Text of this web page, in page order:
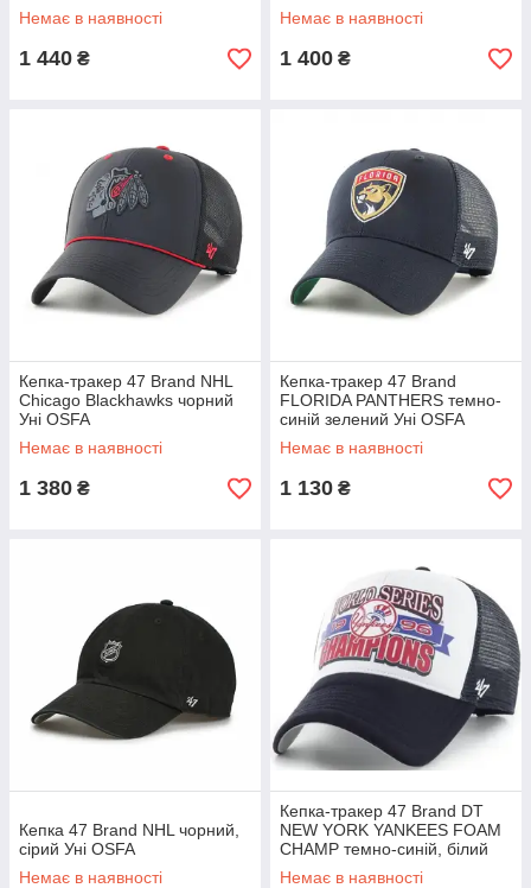
Немає в наявності
1 440 ₴
Немає в наявності
1 400 ₴
Кепка-тракер 47 Brand NHL
Chicago Blackhawks чорний
Уні OSFA
Немає в наявності
1 380 ₴
Кепка-тракер 47 Brand
FLORIDA PANTHERS темно-
синій зелений Уні OSFA
Немає в наявності
1 130 ₴
Кепка 47 Brand NHL чорний,
сірий Уні OSFA
Немає в наявності
Кепка-тракер 47 Brand DT
NEW YORK YANKEES FOAM
CHAMP темно-синій, білий
Уні OSFA
Немає в наявності